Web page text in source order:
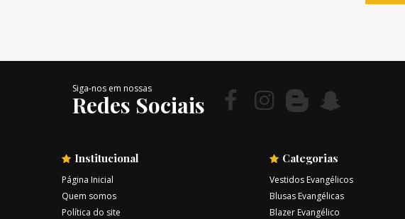
Siga-nos em nossas
Redes Sociais
Institucional
Página Inicial
Quem somos
Política do site
Categorias
Vestidos Evangélicos
Blusas Evangélicas
Blazer Evangélico